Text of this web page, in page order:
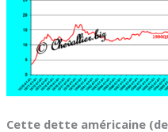
Cette dette américaine